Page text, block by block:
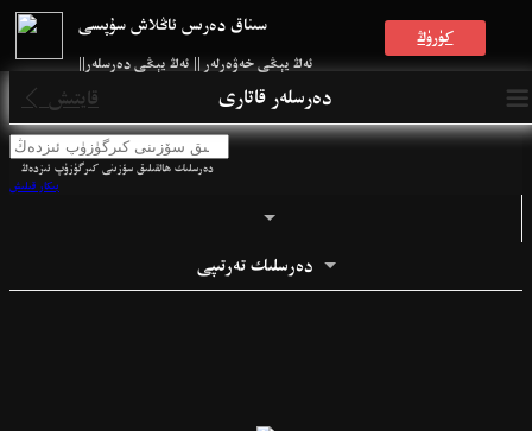
سىناق دەرىس ئاڭلاش سۇپىسى
ئەڭ يېڭى خەۋەرلەر || ئەڭ يېڭى دەرسلەر||
كۈرۈڭ
 قايتىش  دەرسلەر قاتارى
دەرسلىك ھالقىلىق سۆزىنى كىرگۈزۈپ ئىزدەڭ
بىكار قىلىش